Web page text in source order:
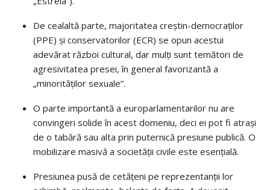
De cealaltă parte, majoritatea creștin-democraților
(PPE) și conservatorilor (ECR) se opun acestui
adevărat război cultural, dar mulți sunt temători de
agresivitatea presei, în general favorizantă a
„minorităților sexuale”.
O parte importantă a europarlamentarilor nu are
convingeri solide în acest domeniu, deci ei pot fi atrași
de o tabără sau alta prin puternică presiune publică. O
mobilizare masivă a societății civile este esențială.
Presiunea pusă de cetățeni pe reprezentanții lor